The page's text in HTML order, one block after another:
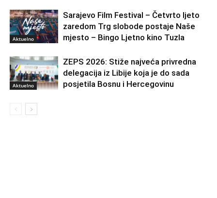
Aktuelno
Sarajevo Film Festival – Četvrto ljeto
zaredom Trg slobode postaje Naše
mjesto – Bingo Ljetno kino Tuzla
Aktuelno
ZEPS 2026: Stiže najveća privredna
delegacija iz Libije koja je do sada
posjetila Bosnu i Hercegovinu